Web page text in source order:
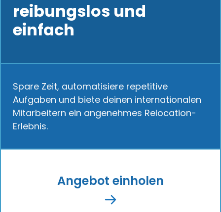
reibungslos und
einfach
Spare Zeit, automatisiere repetitive
Aufgaben und biete deinen internationalen
Mitarbeitern ein angenehmes Relocation-
Erlebnis.
Angebot einholen